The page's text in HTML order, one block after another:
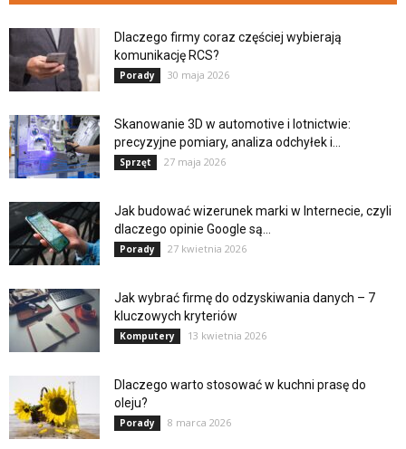
Dlaczego firmy coraz częściej wybierają
komunikację RCS?
Porady 30 maja 2026
Skanowanie 3D w automotive i lotnictwie:
precyzyjne pomiary, analiza odchyłek i...
Sprzęt 27 maja 2026
Jak budować wizerunek marki w Internecie, czyli
dlaczego opinie Google są...
Porady 27 kwietnia 2026
Jak wybrać firmę do odzyskiwania danych – 7
kluczowych kryteriów
Komputery 13 kwietnia 2026
Dlaczego warto stosować w kuchni prasę do
oleju?
Porady 8 marca 2026